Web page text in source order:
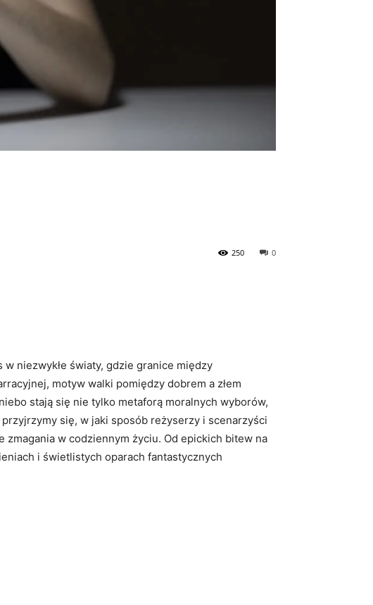
0
250
niezwykłe światy, gdzie granice między
motyw walki pomiędzy dobrem a złem
stają się nie tylko metaforą moralnych wyborów,
się, w jaki sposób reżyserzy i scenarzyści
zmagania w codziennym życiu. Od epickich bitew na
i świetlistych oparach fantastycznych